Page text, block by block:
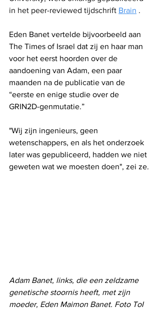
in het peer-reviewed tijdschrift Brain .
Eden Banet vertelde bijvoorbeeld aan
The Times of Israel dat zij en haar man
voor het eerst hoorden over de
aandoening van Adam, een paar
maanden na de publicatie van de
“eerste en enige studie over de
GRIN2D-genmutatie.”
"Wij zijn ingenieurs, geen
wetenschappers, en als het onderzoek
later was gepubliceerd, hadden we niet
geweten wat we moesten doen", zei ze.
Adam Banet, links, die een zeldzame
genetische stoornis heeft, met zijn
moeder, Eden Maimon Banet. Foto ToI